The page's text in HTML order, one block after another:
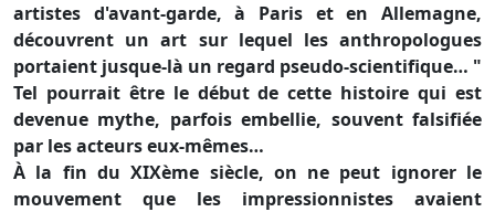
artistes d'avant-garde, à Paris et en Allemagne,
découvrent un art sur lequel les anthropologues
portaient jusque-là un regard pseudo-scientifique… "
Tel pourrait être le début de cette histoire qui est
devenue mythe, parfois embellie, souvent falsifiée
par les acteurs eux-mêmes…
À la fin du XIXème siècle, on ne peut ignorer le
mouvement que les impressionnistes avaient